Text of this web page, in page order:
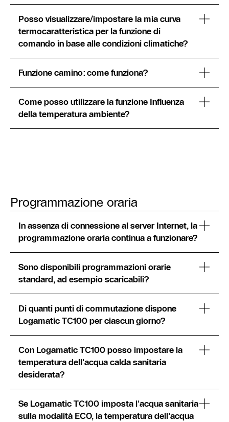
Posso visualizzare/impostare la mia curva
termocaratteristica per la funzione di
comando in base alle condizioni climatiche?
Funzione camino: come funziona?
Come posso utilizzare la funzione Influenza
della temperatura ambiente?
Programmazione oraria
In assenza di connessione al server Internet, la
programmazione oraria continua a funzionare?
Sono disponibili programmazioni orarie
standard, ad esempio scaricabili?
Di quanti punti di commutazione dispone
Logamatic TC100 per ciascun giorno?
Con Logamatic TC100 posso impostare la
temperatura dell'acqua calda sanitaria
desiderata?
Se Logamatic TC100 imposta l'acqua sanitaria
sulla modalità ECO, la temperatura dell'acqua